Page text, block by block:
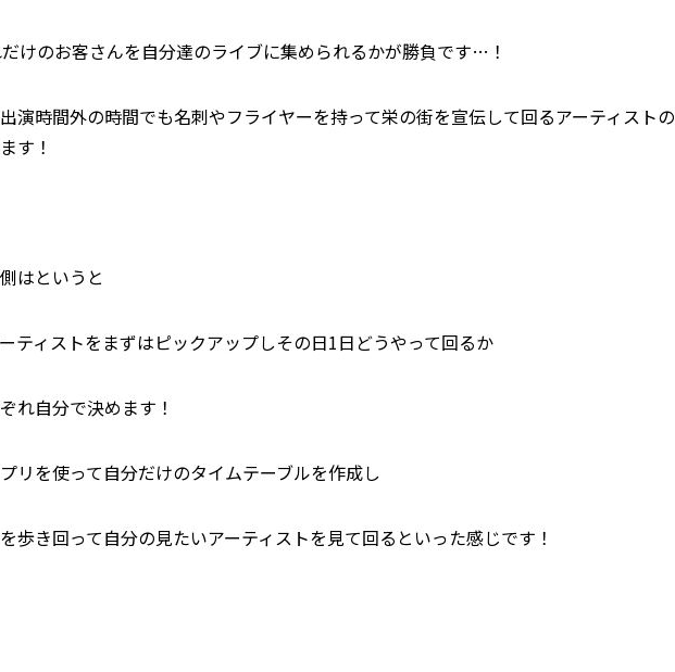
けのお客さんを自分達のライブに集められるかが勝負です…！
演時間外の時間でも名刺やフライヤーを持って栄の街を宣伝して回るアーティストの
す！
はというと
ティストをまずはピックアップしその日1日どうやって回るか
れ自分で決めます！
リを使って自分だけのタイムテーブルを作成し
歩き回って自分の見たいアーティストを見て回るといった感じです！